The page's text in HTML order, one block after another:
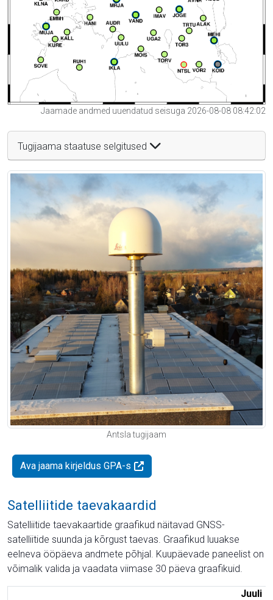
Jaamade andmed uuendatud seisuga 2026-08-08 08:42:02
Tugijaama staatuse selgitused
Antsla tugijaam
Ava jaama kirjeldus GPA-s
Satelliitide taevakaardid
Satelliitide taevakaartide graafikud näitavad GNSS-
satelliitide suunda ja kõrgust taevas. Graafikud luuakse
eelneva ööpäeva andmete põhjal. Kuupäevade paneelist on
võimalik valida ja vaadata viimase 30 päeva graafikuid.
Juuli